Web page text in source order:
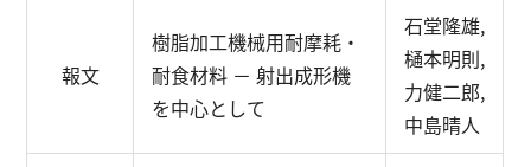
報文
樹脂加工機械用耐摩耗・
耐食材料 － 射出成形機
を中心として
石堂隆雄,
樋本明則,
力健二郎,
中島晴人